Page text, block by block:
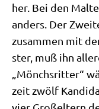
her. Bei den
anders. Der
zusam­men mit
ster, muß ihn
„Mönchs­rit­ter“
zeit zwölf